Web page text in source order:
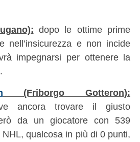
dopo le ottime prime
nell’insicurezza e non incide
impegnarsi per ottenere la
(Friborgo Gotteron):
ancora trovare il giusto
da un giocatore con 539
qualcosa in più di 0 punti,